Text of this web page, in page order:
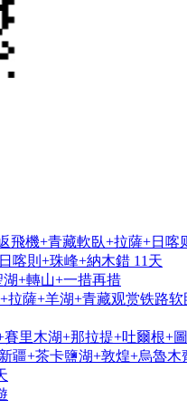
飛機+青藏軟臥+拉薩+日喀
喀則+珠峰+納木錯 11天
+轉山+一措再措
薩+羊湖+青藏观赏铁路软
里木湖+那拉提+吐爾根+
疆+茶卡鹽湖+敦煌+烏魯木